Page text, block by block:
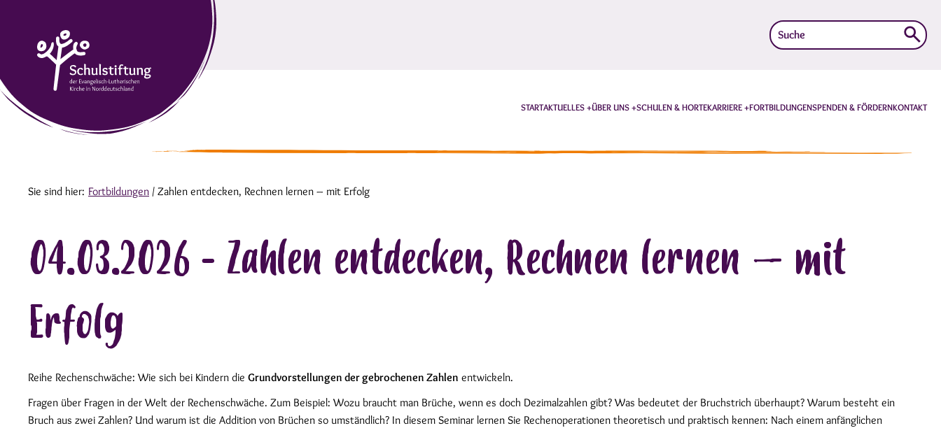
Suche
nach:
STARTAKTUELLES ÜBER UNS SCHULEN & HORTEKARRIERE FORTBILDUNGENSPENDEN & FÖRDERNKONTAKT
Sie sind hier: Fortbildungen / Zahlen entdecken, Rechnen lernen – mit Erfolg
04.03.2026 - Zahlen entdecken, Rechnen lernen – mit
Erfolg
Reihe Rechenschwäche: Wie sich bei Kindern die Grundvorstellungen der gebrochenen Zahlen entwickeln.
Fragen über Fragen in der Welt der Rechenschwäche. Zum Beispiel: Wozu braucht man Brüche, wenn es doch Dezimalzahlen gibt? Was bedeutet der Bruchstrich überhaupt? Warum besteht ein
Bruch aus zwei Zahlen? Und warum ist die Addition von Brüchen so umständlich? In diesem Seminar lernen Sie Rechenoperationen theoretisch und praktisch kennen: Nach einem anfänglichen